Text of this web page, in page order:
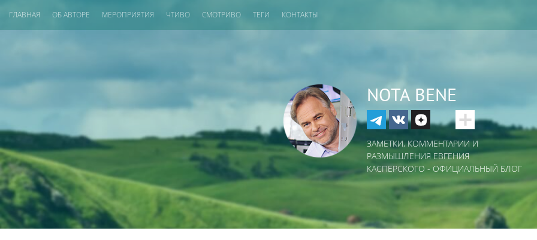
ГЛАВНАЯ ОБ АВТОРЕ МЕРОПРИЯТИЯ ЧТИВО СМОТРИВО ТЕГИ КОНТАКТЫ
NOTA BENE
ЗАМЕТКИ, КОММЕНТАРИИ И
РАЗМЫШЛЕНИЯ ЕВГЕНИЯ
КАСПЕРСКОГО - ОФИЦИАЛЬНЫЙ БЛОГ